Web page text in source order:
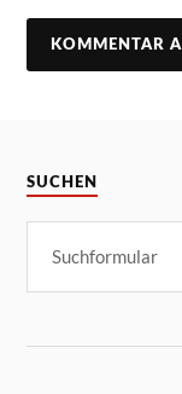
SUCHEN